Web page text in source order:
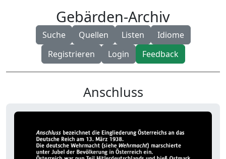
Gebärden-Archiv
Suche Quellen Listen
Idiome
Registrieren
Login Feedback
Anschluss